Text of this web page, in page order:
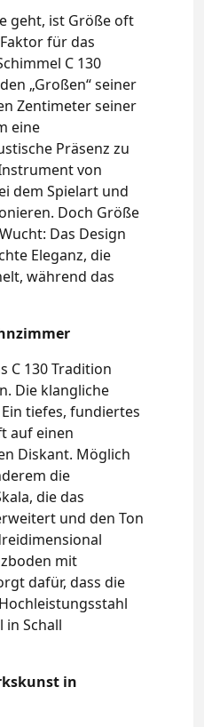
geht, ist Größe oft
für das
C 130
„Großen“ seiner
Zentimeter seiner
eine
Präsenz zu
von
dem Spielart und
Doch Größe
Das Design
Eleganz, die
während das
C 130 Tradition
Die klangliche
tiefes, fundiertes
auf einen
Diskant. Möglich
die
die das
und den Ton
mit
dafür, dass die
Schall
in